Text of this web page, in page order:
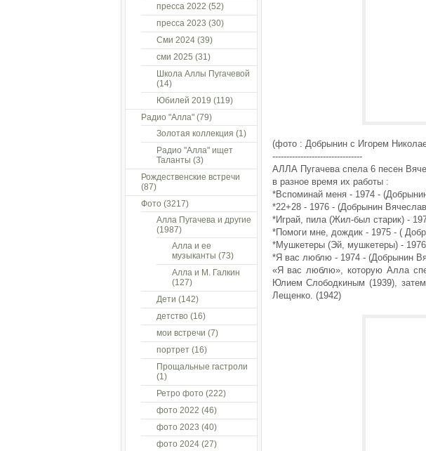
(фото : Добрынин с Игорем
--------------------------------
АЛЛА Пугачева спела 6 песен
в разное время их работы :
*Вспоминай меня - 1974 -
*22+28 - 1976 - (Добрынин
*Играй, пила (Жил-был старик) -
*Помоги мне, дождик - 1975 - (
*Мушкетеры (Эй, мушкетеры) -
*Я вас люблю - 1974 - (Добрынин
«Я вас люблю», которую Алла
Юлием Слободкиным (1939),
Лещенко. (1942)
пресса 2022 (52)
пресса 2023 (30)
Сми 2024(39)
сми 2025 (31)
Школа Аллы Пугачевой
(14)
Юбилей 2019 (119)
Радио "Алла"(79)
Золотая коллекция (1)
Радио "Алла" ищет
Таланты (3)
Рождественские встречи
(87)
Фото (3217)
Алла Пугачева и другие
(1987)
Алла и ее
музыканты (73)
Алла и М. Галкин
(127)
Дети (142)
детство (16)
мои встречи (7)
портрет(16)
Прощальные гастроли
(1)
Ретро фото (222)
фото 2022 (46)
фото 2023 (40)
фото 2024(27)